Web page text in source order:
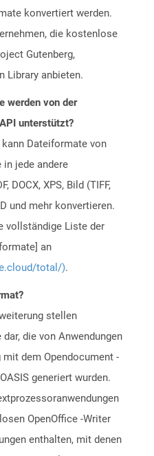
konvertiert werden.
die kostenlose
Gutenberg,
Library anbieten.
werden von der
unterstützt?
Dateiformate von
jede andere
DOCX, XPS, Bild (TIFF,
und mehr konvertieren.
vollständige Liste der
an
total/).
stellen
die von Anwendungen
dem Opendocument -
generiert wurden.
OpenOffice -Writer
enthalten, mit denen